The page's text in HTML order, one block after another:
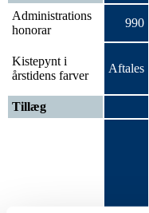
Administrations
honorar
990
Kistepynt i
årstidens farver
Aftales
Tillæg